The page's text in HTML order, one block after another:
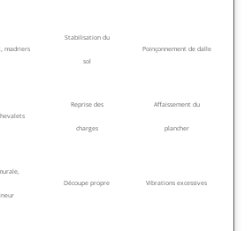
madriers
Stabilisation du
sol
Poinçonnement de dalle
Reprise des
charges
Affaissement du
plancher
Découpe propre Vibrations excessives